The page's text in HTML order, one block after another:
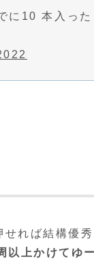
に10 本入った
れば結構優
以上かけてゆ